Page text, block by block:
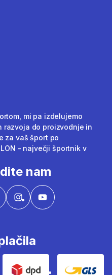
mi pa izdelujemo
razvoja do proizvodnje in
za vaš šport po
- največji športnik v
nam